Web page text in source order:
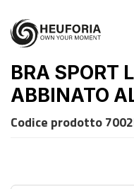
BRA SPORT
ABBINATO
Codice prodotto